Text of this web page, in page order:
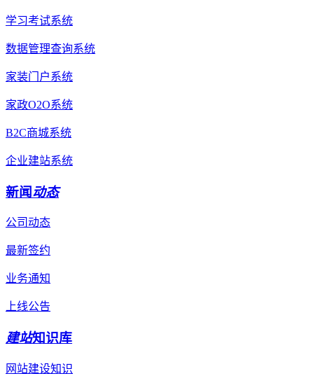
学习考试系统
数据管理查询系统
家装门户系统
家政O2O系统
B2C商城系统
企业建站系统
新闻动态
公司动态
最新签约
业务通知
上线公告
建站知识库
网站建设知识